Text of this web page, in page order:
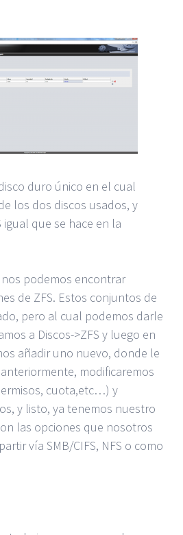
duro único en el cual
los dos discos usados, y
que se hace en la
podemos encontrar
de ZFS. Estos conjuntos de
pero al cual podemos darle
a Discos->ZFS y luego en
añadir uno nuevo, donde le
modificaremos
cuota,etc…) y
y listo, ya tenemos nuestro
las opciones que nosotros
vía SMB/CIFS, NFS o como